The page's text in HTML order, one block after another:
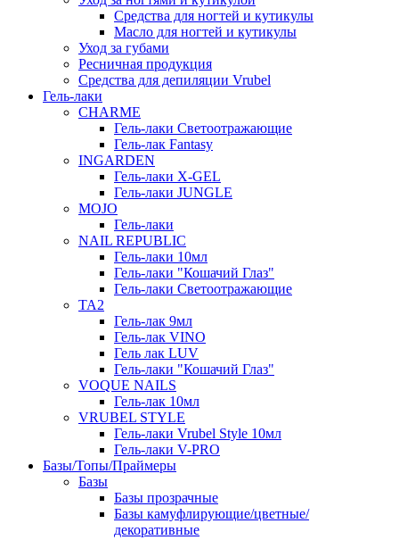
Средства для ногтей и кутикулы
Масло для ногтей и кутикулы
Уход за губами
Ресничная продукция
Средства для депиляции Vrubel
Гель-лаки
СHARME
Гель-лаки Светоотражающие
Гель-лак Fantasy
INGARDEN
Гель-лаки Х-GEL
Гель-лаки JUNGLE
MOJO
Гель-лаки
NAIL REPUBLIC
Гель-лаки 10мл
Гель-лаки "Кошачий Глаз"
Гель-лаки Светоотражающие
TA2
Гель-лак 9мл
Гель-лак VINO
Гель лак LUV
Гель-лаки "Кошачий Глаз"
VOQUE NAILS
Гель-лак 10мл
VRUBEL STYLE
Гель-лаки Vrubel Style 10мл
Гель-лаки V-PRO
Базы/Топы/Праймеры
Базы
Базы прозрачные
Базы камуфлирующие/цветные/
декоративные